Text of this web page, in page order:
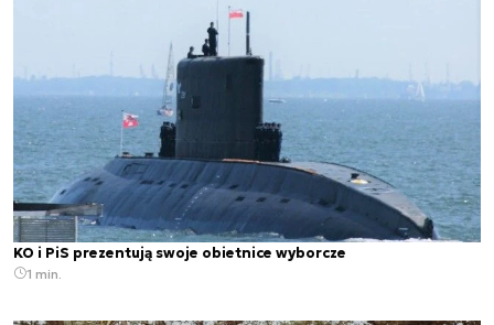
KO i PiS prezentują swoje obietnice wyborcze
1 min.